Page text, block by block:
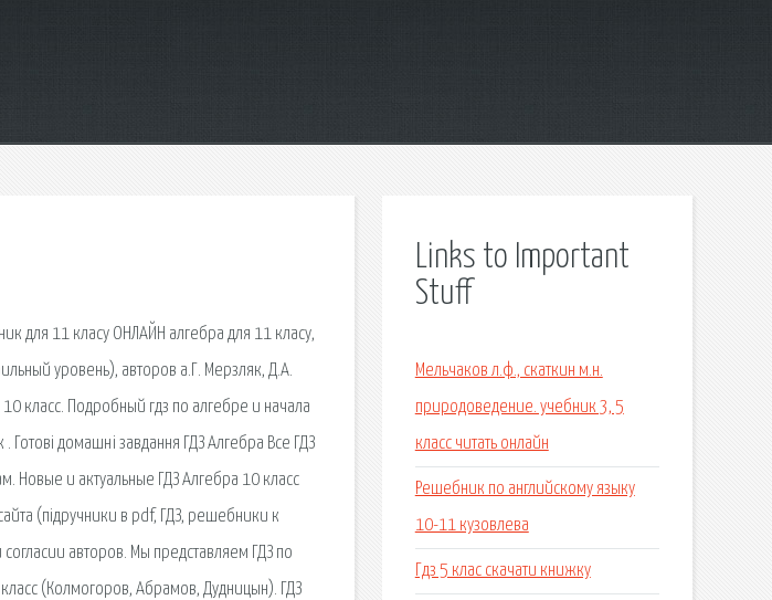
для 11 класу ОНЛАЙН алгебра для 11 класу,
уровень), авторов a.Г. Мерзляк, Д.А.
класс. Подробный гдз по алгебре и начала
домашні завдання ГДЗ Алгебра Все ГДЗ
Новые и актуальные ГДЗ Алгебра 10 класс
(підручники в pdf, ГДЗ, решебники к
авторов. Мы представляем ГДЗ по
(Колмогоров, Абрамов, Дудницын). ГДЗ
Links to Important
Stuff
Мельчаков л.ф., скаткин м.н.
природоведение. учебник 3, 5
класс читать онлайн
Решебник по английскому языку
10-11 кузовлева
Гдз 5 клас скачати книжку